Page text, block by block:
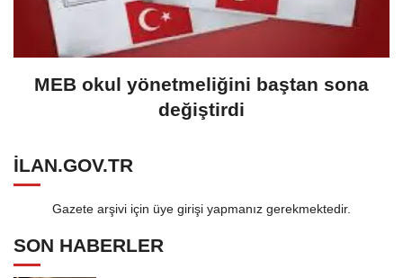
MEB okul yönetmeliğini baştan sona
değiştirdi
ILAN.GOV.TR
Gazete arşivi için üye girişi yapmanız gerekmektedir.
SON HABERLER